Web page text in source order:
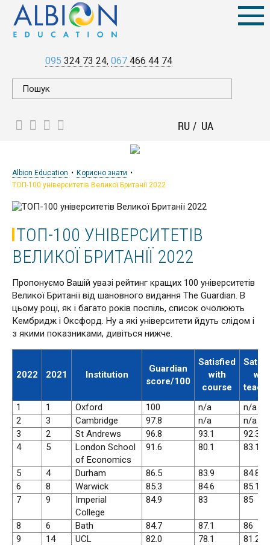
095 324 73 24 067 466 44 74
RU UA
Albion Education
Корисно знати
ТОП-100 університетів Великої Британії 2022
ТОП-100 УНІВЕРСИТЕТІВ
ВЕЛИКОЇ БРИТАНІЇ 2022
Пропонуємо Вашій увазі рейтинг кращих 100 університетів
Великої Британії від шановного видання The Guardian. В
цьому році, як і багато років поспіль, список очолюють
Кембридж і Оксфорд. Ну а які університети йдуть слідом і
з якими показниками, дивіться нижче.
2022 2021 Institution
Guardian
score/100
Satisfied
with
course
1
1 Oxford 100 n/a
n/a
2
3 Cambridge 97.8 n/a
n/a
3
2 St Andrews 96.8 93.1
92.3
4
5
London School
of Economics
91.6 80.1 83.1
5 4 Durham 86.5 83.9
84.8
6
8 Warwick 85.3 84.6
85.1
7
9
Imperial
College
84.9 83 85
8 6 Bath 84.7 87.1
86
9
14 UCL 82.0 78.1
81.2